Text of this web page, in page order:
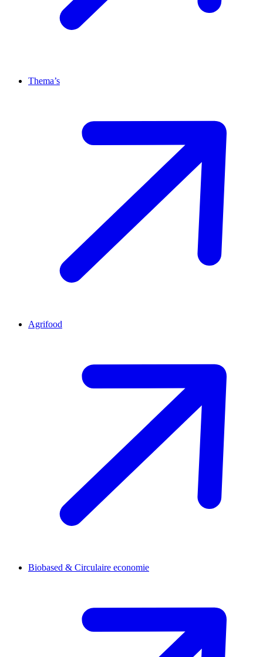
Thema’s
Agrifood
Biobased & Circulaire economie